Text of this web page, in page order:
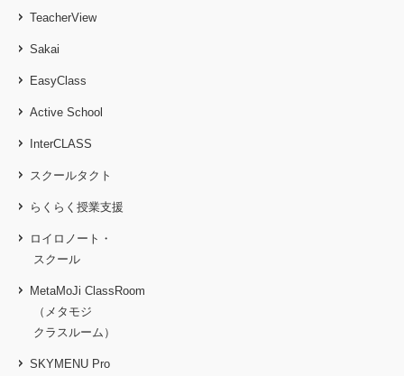
TeacherView
Sakai
EasyClass
Active School
InterCLASS
スクールタクト
らくらく授業支援
ロイロノート・
スクール
MetaMoJi ClassRoom
（メタモジ
クラスルーム）
SKYMENU Pro